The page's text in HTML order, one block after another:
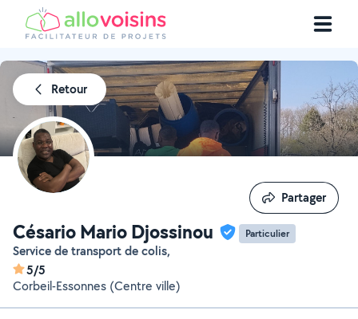
Retour
Césario Mario Djossinou Particulier
Service de transport de colis,
5/5
Corbeil-Essonnes (Centre ville)
Partager
Partager